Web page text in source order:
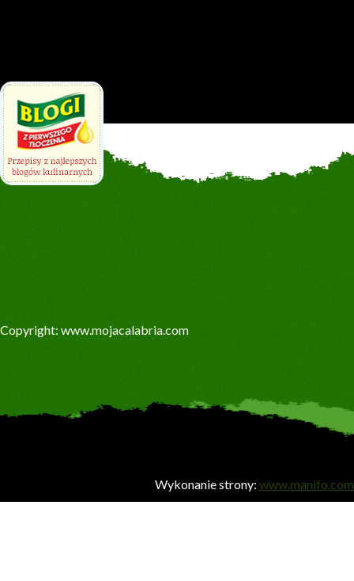
Copyright: www.mojacalabria.com
Wykonanie strony: www.manifo.com